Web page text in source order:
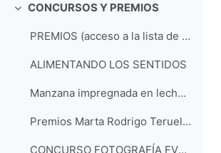
Colapsar
CONCURSOS Y PREMIOS
PREMIOS (acceso a la lista de reproducción)
ALIMENTANDO LOS SENTIDOS
Manzana impregnada en leche con cobertura de chocolate. Proceso de Elaboración
Premios Marta Rodrigo Teruel 9ª edición
CONCURSO FOTOGRAFÍA FVZ (acceso a la lista de reproducción)